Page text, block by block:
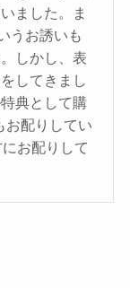
ました。ま
うお誘いも
しかし、表
してきまし
典として購
お配りしてい
お配りして